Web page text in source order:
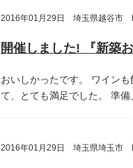
2016年01月29日 埼玉県越谷市
おいしかったです。
ワイン
て、とても満足でした。
準備
2016年01月29日 埼玉県埼玉市